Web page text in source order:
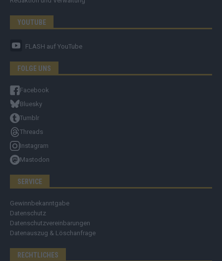
YOUTUBE
FLASH auf YouTube
FOLGE UNS
Facebook
Bluesky
Tumblr
Threads
Instagram
Mastodon
SERVICE
Gewinnbekanntgabe
Datenschutz
Datenschutzvereinbarungen
Datenauszug & Löschanfrage
RECHTLICHES